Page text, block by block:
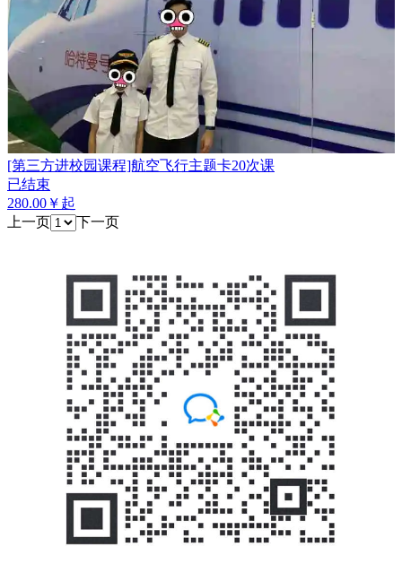
[第三方进校园课程]航空飞行主题卡20次课
已结束
280.00￥起
上一页
下一页